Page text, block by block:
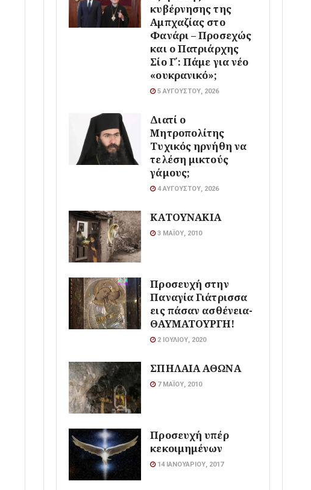
κυβέρνησης της
Αμπχαζίας στο
Φανάρι – Προσεχώς
και ο Πατριάρχης
Σίο Γ΄: Πάμε για νέο
«ουκρανικό»;
5 ΑΥΓΟΎΣΤΟΥ, 2026
Διατί ο
Μητροπολίτης
Τυχικός ηρνήθη να
τελέση μικτούς
γάμους;
4 ΑΥΓΟΎΣΤΟΥ, 2026
ΚΑΤΟΥΝΑΚΙΑ
3 ΜΑΪ́ΟΥ, 2010
Προσευχή στην
Παναγία Γιάτρισσα
εις πάσαν ασθένεια-
ΘΑΥΜΑΤΟΥΡΓΗ!
2 ΙΟΥΛΊΟΥ, 2020
ΣΠΗΛΑΙΑ ΑΘΩΝΑ
7 ΜΑΪ́ΟΥ, 2010
Προσευχή υπέρ
κεκοιμημένων
14 ΙΑΝΟΥΑΡΊΟΥ, 2017